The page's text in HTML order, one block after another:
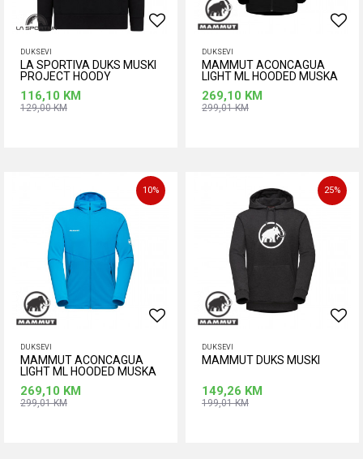
DUKSEVI
LA SPORTIVA DUKS MUSKI
PROJECT HOODY
116,10 KM
129,00KM
DUKSEVI
MAMMUT ACONCAGUA
LIGHT ML HOODED MUSKA
269,10 KM
299,01KM
10%
DUKSEVI
MAMMUT ACONCAGUA
LIGHT ML HOODED MUSKA
269,10 KM
299,01KM
25%
DUKSEVI
MAMMUT DUKS MUSKI
149,26 KM
199,01KM